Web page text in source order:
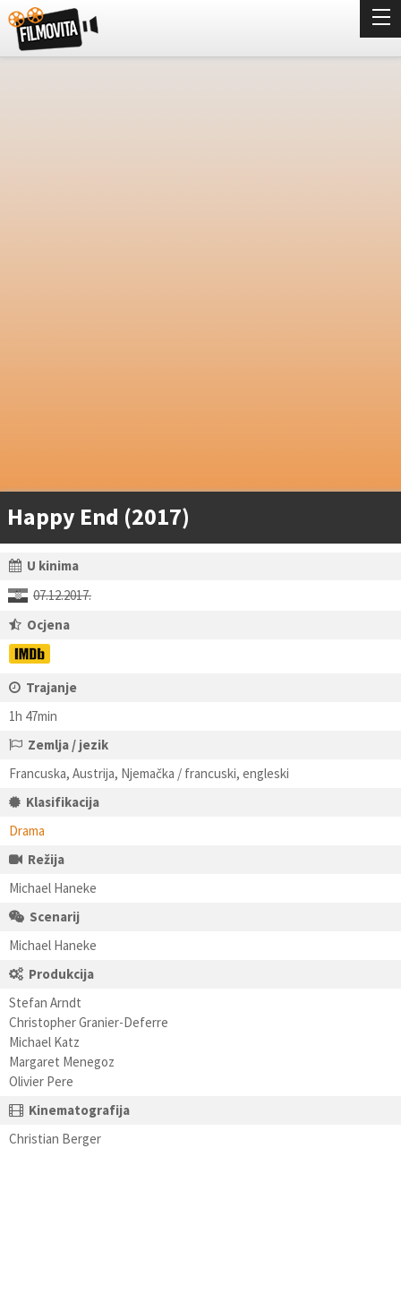
Happy End (2017)
U kinima
07.12.2017.
Ocjena
Trajanje
1h 47min
Zemlja / jezik
Francuska, Austrija, Njemačka / francuski, engleski
Klasifikacija
Drama
Režija
Michael Haneke
Scenarij
Michael Haneke
Produkcija
Stefan Arndt
Christopher Granier-Deferre
Michael Katz
Margaret Menegoz
Olivier Pere
Kinematografija
Christian Berger